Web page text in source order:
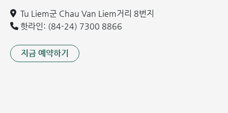
Tu Liem군 Chau Van Liem거리 8번지
핫라인: (84-24) 7300 8866
지금 예약하기